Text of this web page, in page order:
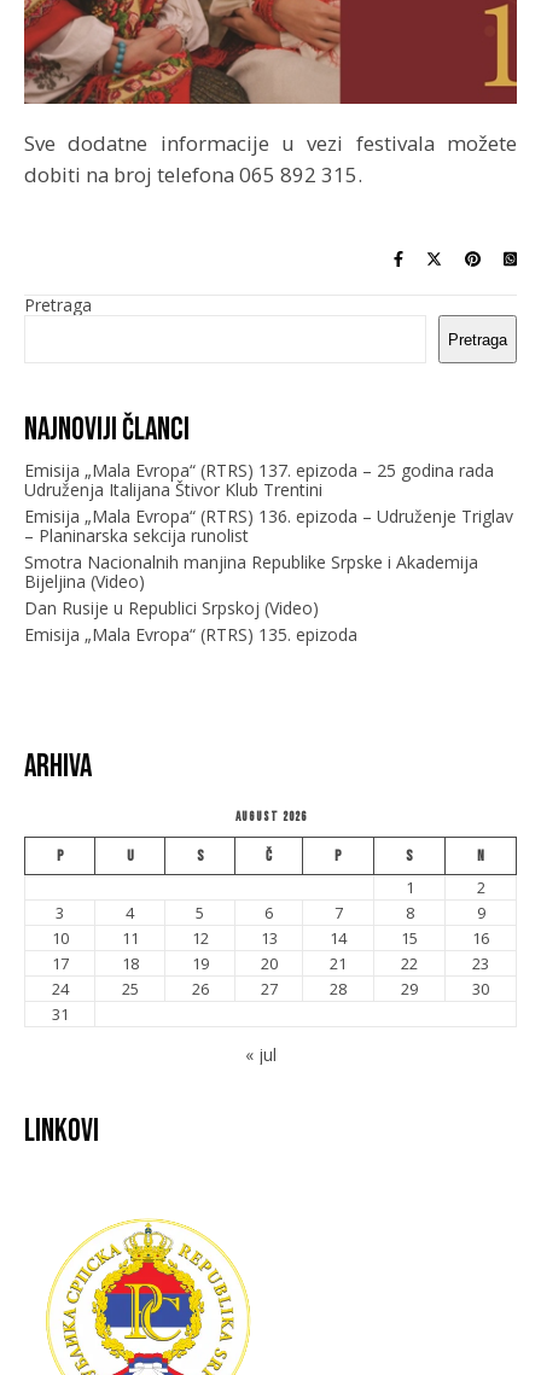
Sve dodatne informacije u vezi festivala možete
dobiti na broj telefona 065 892 315.
Pretraga
Pretraga
Najnoviji članci
Emisija „Mala Evropa“ (RTRS) 137. epizoda – 25 godina rada
Udruženja Italijana Štivor Klub Trentini
Emisija „Mala Evropa“ (RTRS) 136. epizoda – Udruženje Triglav
– Planinarska sekcija runolist
Smotra Nacionalnih manjina Republike Srpske i Akademija
Bijeljina (Video)
Dan Rusije u Republici Srpskoj (Video)
Emisija „Mala Evropa“ (RTRS) 135. epizoda
Arhiva
August 2026
P U S Č P S N
1
2
3
4 5 6 7 8
9
10
11 12 13 14 15
16
17
18 19 20 21 22
23
24
25 26 27 28 29
30
31
« jul
Linkovi